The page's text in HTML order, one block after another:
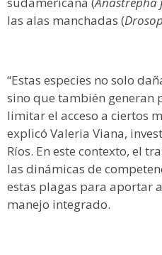
las alas manchadas (
“Estas especies no solo
sino que también generan
limitar el acceso a ciertos
explicó Valeria Viana,
Ríos. En este contexto, el
las dinámicas de
estas plagas para aportar
manejo integrado.